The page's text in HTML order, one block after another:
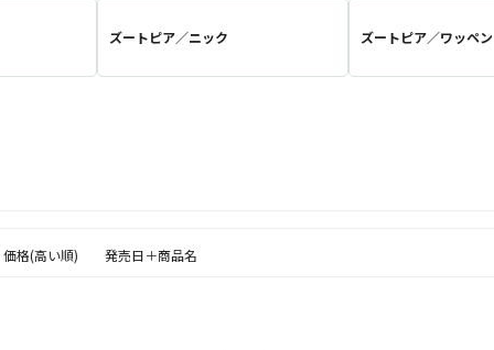
ズートピア／ニック ズートピア／ワッペン
価格(高い順) 発売日＋商品名